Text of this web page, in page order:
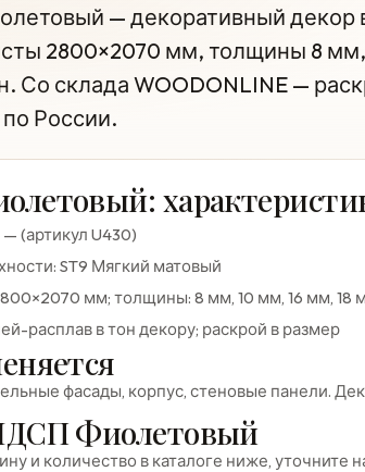
— декоративный декор
2800×2070 мм, толщины 8
Со склада WOODONLINE —
России.
(артикул U430)
ST9 Мягкий матовый
мм; толщины: 8 мм, 10 мм, 16 мм, 18
расплав в тон декору; раскрой в размер
фасады, корпус, стеновые панели.
Фиолетовый
и количество в каталоге ниже, уточните